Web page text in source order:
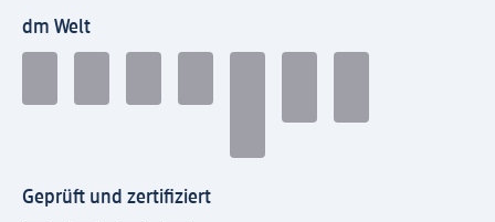
dm Welt
Geprüft und zertifiziert